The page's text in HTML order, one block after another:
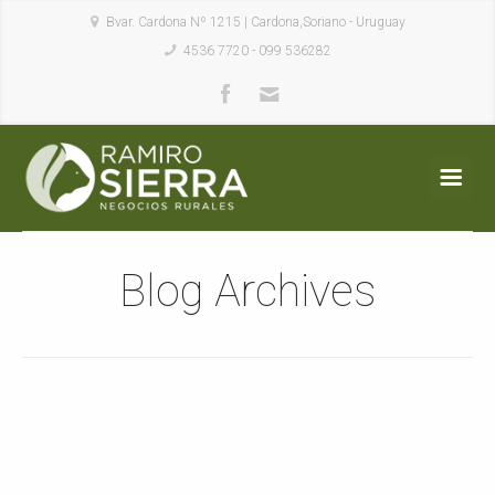
Bvar. Cardona Nº 1215 | Cardona,Soriano - Uruguay
4536 7720 - 099 536282
Blog Archives